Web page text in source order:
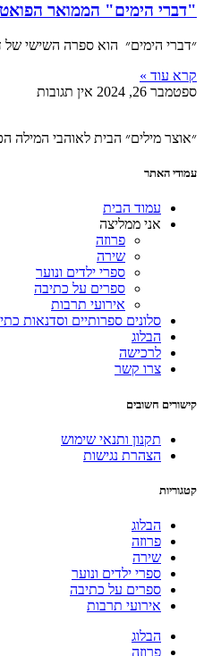
"דברי הימים" הממואר
״דברי הימים״ הוא ספרה השישי של
קרא עוד »
ספטמבר 26, 2024
אין תגובות
״אוצר מילים״ הבית לאוהבי המילה
עמודי האתר
עמוד הבית
אני ממליצה
פרוזה
שירה
ספרי ילדים ונוער
ספרים על כתיבה
אירועי תרבות
סלונים ספרותיים וסדנאות
הבלוג
לרכישה
צרו קשר
קישורים חשובים
תקנון ותנאי שימוש
הצהרת נגישות
קטגוריות
הבלוג
פרוזה
שירה
ספרי ילדים ונוער
ספרים על כתיבה
אירועי תרבות
הבלוג
פרוזה